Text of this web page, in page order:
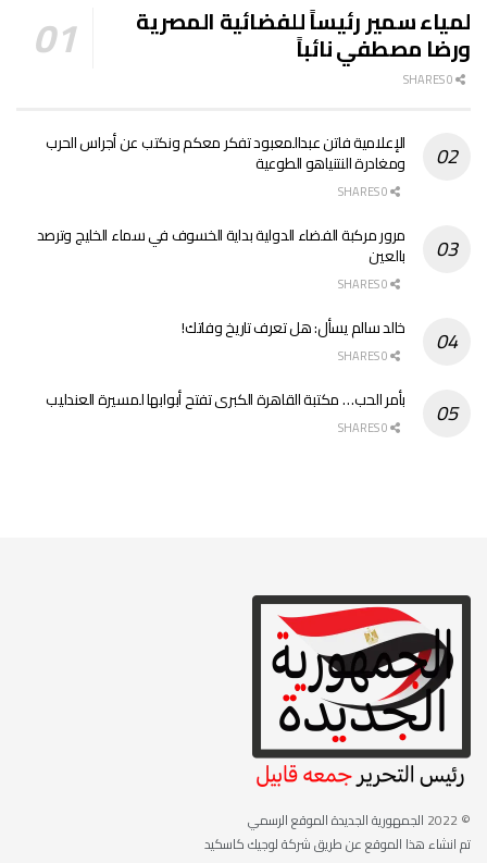
لمياء سمير رئيساً للفضائية المصرية
ورضا مصطفي نائباً
الإعلامية فاتن عبدالمعبود تفكر معكم ونكتب عن أجراس الحرب
ومغادرة النتنياهو الطوعية
مرور مركبة الفضاء الدولية بداية الخسوف في سماء الخليج وترصد
بالعين
خالد سالم يسأل: هل تعرف تاريخ وفاتك!
بأمر الحب… مكتبة القاهرة الكبرى تفتح أبوابها لمسيرة العندليب
© 2022
الجمهورية الجديدة الموقع الرسمي
تم انشاء هذا الموقع عن طريق شركة لوجيك كاسكيد